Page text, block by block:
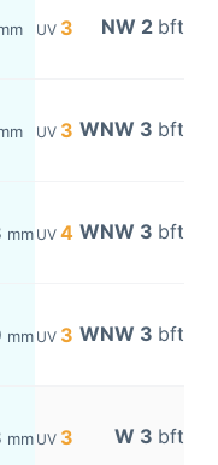
UV 3 NW 2 bft
UV 3 WNW 3 bft
mm UV 4 WNW 3 bft
mm UV 3 WNW 3 bft
mm UV 3 W 3 bft